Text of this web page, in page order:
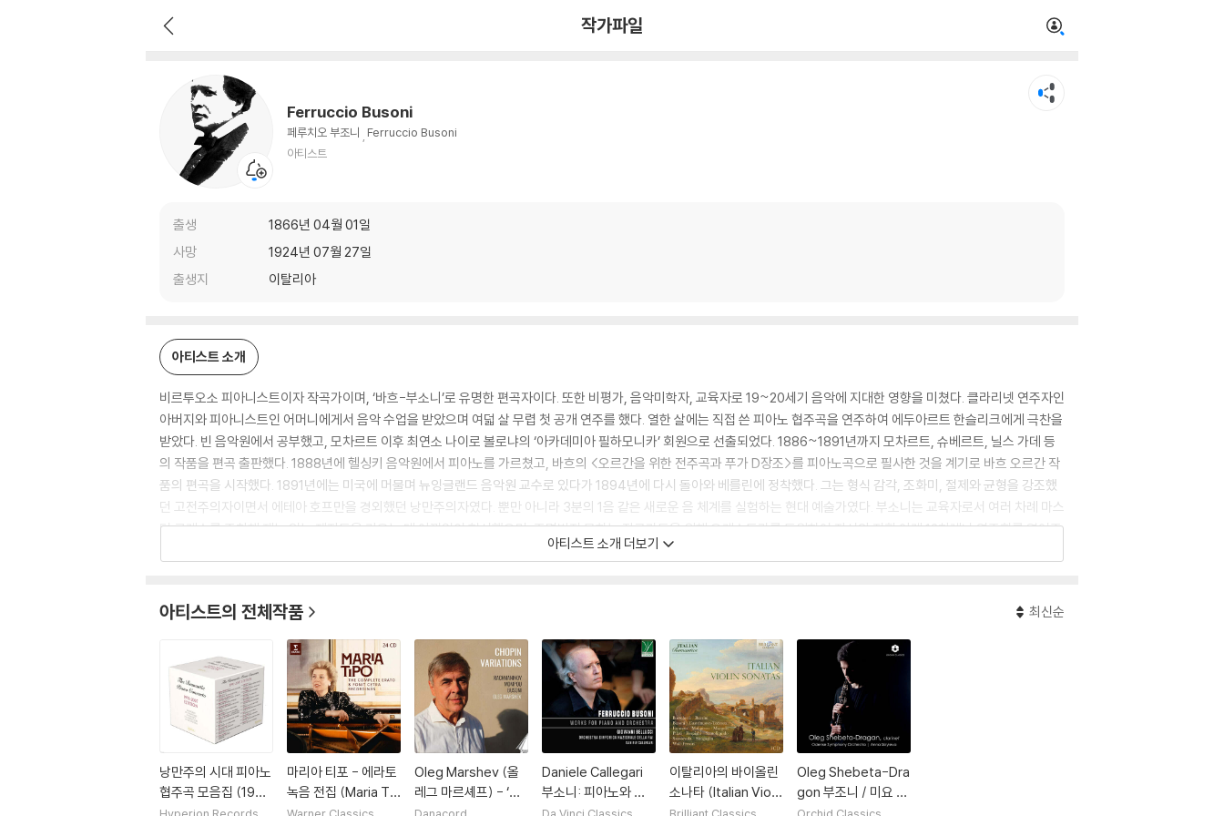
작가파일
Ferruccio Busoni
페루치오 부조니
Ferruccio Busoni
아티스트
출생
1866년 04월 01일
사망
1924년 07월 27일
출생지
이탈리아
아티스트 소개
비르투오소 피아니스트이자 작곡가이며, ‘바흐-부소니’로 유명한 편곡자이다. 또한 비평가, 음악미학자, 교육자로 19~20세기 음악에 지대한 영향을 미쳤다. 클라리넷 연주자인
아버지와 피아니스트인 어머니에게서 음악 수업을 받았으며 여덟 살 무렵 첫 공개 연주를 했다. 열한 살에는 직접 쓴 피아노 협주곡을 연주하여 에두아르트 한슬리크에게 극찬을
받았다. 빈 음악원에서 공부했고, 모차르트 이후 최연소 나이로 볼로냐의 ‘아카데미아 필하모니카’ 회원으로 선출되었다. 1886~1891년까지 모차르트, 슈베르트, 닐스 가데 등
의 작품을 편곡 출판했다. 1888년에 헬싱키 음악원에서 피아노를 가르쳤고, 바흐의 <오르간을 위한 전주곡과 푸가 D장조>를 피아노곡으로 필사한 것을 계기로 바흐 오르간 작
품의 편곡을 시작했다. 1891년에는 미국에 머물며 뉴잉글랜드 음악원 교수로 있다가 1894년에 다시 돌아와 베를린에 정착했다. 그는 형식 감각, 조화미, 절제와 균형을 강조했
던 고전주의자이면서 에테아 호프만을 경외했던 낭만주의자였다. 뿐만 아니라 3분의 1음 같은 새로운 음 체계를 실험하는 현대 예술가였다. 부소니는 교육자로서 여러 차례 마스
터 클래스를 주최해 재능 있는 제자들을 키우는 데 아낌없이 헌신했으며, 조명받지 못하는 작곡가들을 위해 오케스트라를 동원하여 자신의 지휘 아래 12차례나 연주회를 열어주
기도 했다. 1911년에는 리스트 탄생 100주년 기념 연주를 총 6회에 걸쳐 했다. 오페라를 음악의 미래, 음악의 궁극적인 형태로 옹호했던 부소니는 〈파우스트 박사〉, 〈투란도트〉,
린에 있는 자신의 아파트에서 별세했다. 1949년부터 그의 이름을 딴 ‘부소니 콩쿠르’가 개최되고 있다.
아티스트 소개 더보기
아티스트의 전체작품 최신순
낭만주의 시대 피아노
협주곡 모음집 (1991
-2007 녹음) [50CD
마리아 티포 - 에라토
녹음 전집 (Maria Tip
o - Complete Erat
Oleg Marshev (올
레그 마르셰프) - ‘쇼
팽 주제에 의한 변주
Daniele Callegari
부소니: 피아노와 오
케스트라를 위한 작품
이탈리아의 바이올린
소나타 (Italian Violi
n Sonatas)
Oleg Shebeta-Dra
gon 부조니 / 미요 /
닐슨: 클라리넷 작품